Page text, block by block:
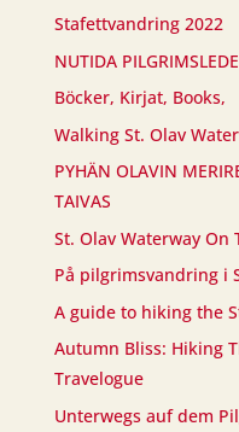
Stafettvandring 2022
NUTIDA
Böcker, Kirjat, Books,
Walking St. Olav
PYHÄN OLAVIN
TAIVAS
St. Olav Waterway On
På pilgrimsvandring i
A guide to hiking the
Autumn Bliss: Hiking
Travelogue
Unterwegs auf dem